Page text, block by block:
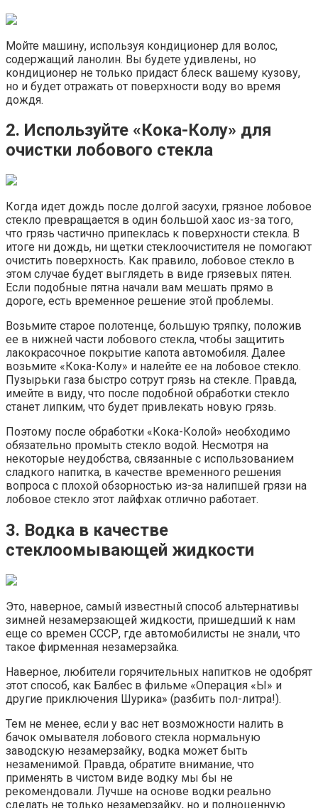
Мойте машину, используя кондиционер для волос,
содержащий ланолин. Вы будете удивлены, но
кондиционер не только придаст блеск вашему кузову,
но и будет отражать от поверхности воду во время
дождя.
2. Используйте «Кока-Колу» для
очистки лобового стекла
Когда идет дождь после долгой засухи, грязное лобовое
стекло превращается в один большой хаос из-за того,
что грязь частично припеклась к поверхности стекла. В
итоге ни дождь, ни щетки стеклоочистителя не помогают
очистить поверхность. Как правило, лобовое стекло в
этом случае будет выглядеть в виде грязевых пятен.
Если подобные пятна начали вам мешать прямо в
дороге, есть временное решение этой проблемы.
Возьмите старое полотенце, большую тряпку, положив
ее в нижней части лобового стекла, чтобы защитить
лакокрасочное покрытие капота автомобиля. Далее
возьмите «Кока-Колу» и налейте ее на лобовое стекло.
Пузырьки газа быстро сотрут грязь на стекле. Правда,
имейте в виду, что после подобной обработки стекло
станет липким, что будет привлекать новую грязь.
Поэтому после обработки «Кока-Колой» необходимо
обязательно промыть стекло водой. Несмотря на
некоторые неудобства, связанные с использованием
сладкого напитка, в качестве временного решения
вопроса с плохой обзорностью из-за налипшей грязи на
лобовое стекло этот лайфхак отлично работает.
3. Водка в качестве
стеклоомывающей жидкости
Это, наверное, самый известный способ альтернативы
зимней незамерзающей жидкости, пришедший к нам
еще со времен СССР, где автомобилисты не знали, что
такое фирменная незамерзайка.
Наверное, любители горячительных напитков не одобрят
этот способ, как Балбес в фильме «Операция «Ы» и
другие приключения Шурика» (разбить пол-литра!).
Тем не менее, если у вас нет возможности налить в
бачок омывателя лобового стекла нормальную
заводскую незамерзайку, водка может быть
незаменимой. Правда, обратите внимание, что
применять в чистом виде водку мы бы не
рекомендовали. Лучше на основе водки реально
сделать не только незамерзайку, но и полноценную